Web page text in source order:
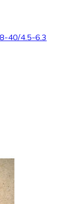
40/4.5-6.3